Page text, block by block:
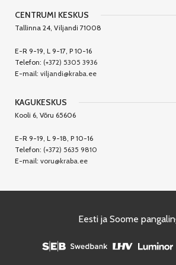
CENTRUMI KESKUS
Tallinna 24, Viljandi 71008
E-R 9-19, L 9-17, P 10-16
Telefon: (+372) 5305 3936
E-mail: viljandi@kraba.ee
KAGUKESKUS
Kooli 6, Võru 65606
E-R 9-19, L 9-18, P 10-16
Telefon: (+372) 5635 9810
E-mail: voru@kraba.ee
Eesti ja Soome